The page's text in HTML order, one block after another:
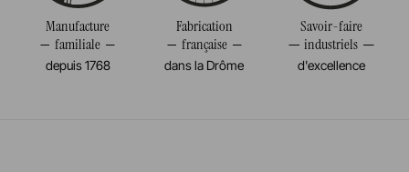
Manufacture
familiale
depuis 1768
Fabrication
française
dans la Drôme
Savoir-faire
industriels
d'excellence